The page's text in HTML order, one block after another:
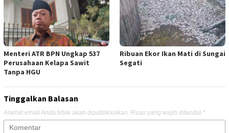
Menteri ATR BPN Ungkap 537
Perusahaan Kelapa Sawit
Tanpa HGU
Ribuan Ekor Ikan Mati di Sungai
Segati
Tinggalkan Balasan
Alamat email Anda tidak akan dipublikasikan. Ruas yang wajib ditandai *